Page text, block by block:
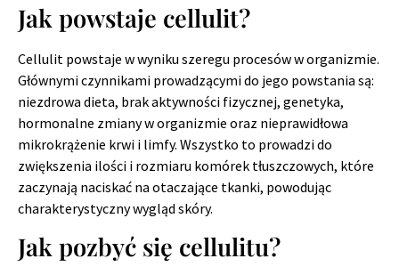
Jak powstaje cellulit?
Cellulit powstaje w wyniku szeregu procesów w organizmie.
Głównymi czynnikami prowadzącymi do jego powstania są:
niezdrowa dieta, brak aktywności fizycznej, genetyka,
hormonalne zmiany w organizmie oraz nieprawidłowa
mikrokrążenie krwi i limfy. Wszystko to prowadzi do
zwiększenia ilości i rozmiaru komórek tłuszczowych, które
zaczynają naciskać na otaczające tkanki, powodując
charakterystyczny wygląd skóry.
Jak pozbyć się cellulitu?